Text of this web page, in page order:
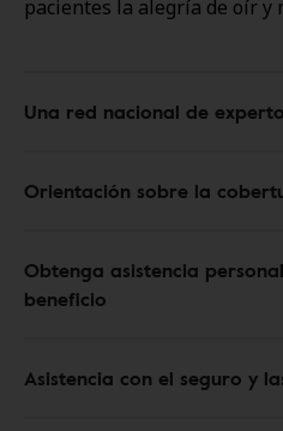
pacientes la alegría de oír y
Una red nacional de
Orientación sobre la
Obtenga asistencia
beneficio
Asistencia con el seguro y